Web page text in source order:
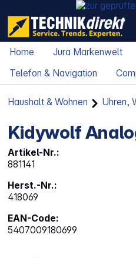
Home Jura Markenwelt
Telefon & Navigation
Haushalt & Wohnen Uhren,
Kidywolf
Artikel-Nr.:
881141
Herst.-Nr.:
418069
EAN-Code:
5407009180699